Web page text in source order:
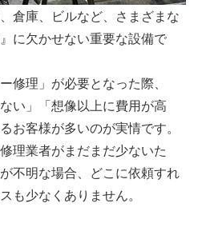
倉庫、ビルなど、さまざまな
に欠かせない重要な設備で
修理」が必要となった際、
い」「想像以上に費用が高
お客様が多いのが実情です。
理業者がまだまだ少ないた
不明な場合、どこに依頼すれ
も少なくありません。